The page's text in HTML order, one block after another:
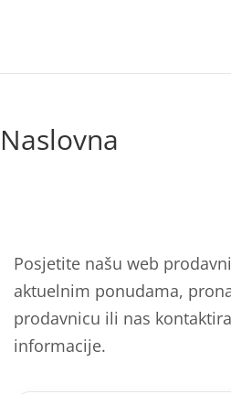
Naslovna
Posjetite našu web
aktuelnim ponudama,
prodavnicu ili nas
informacije.